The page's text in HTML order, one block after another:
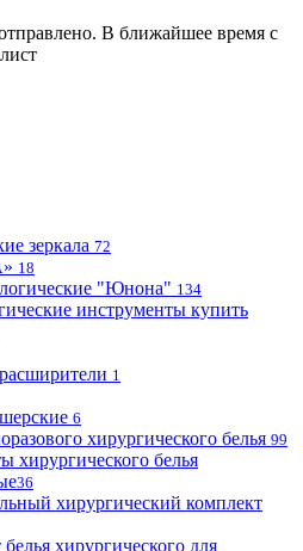
В ближайшее время с
зеркала 72
18
"Юнона" 134
инструменты купить
1
6
хирургического белья 99
хирургического белья
36
хирургический комплект
хирургического для